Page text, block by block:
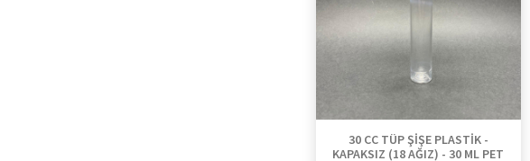
30 CC TÜP ŞİŞE PLASTİK -
KAPAKSIZ (18 AĞIZ) - 30 ML PET